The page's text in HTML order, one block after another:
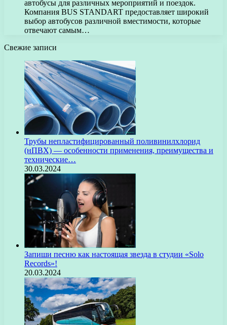
автобусы для различных мероприятий и поездок.
Компания BUS STANDART предоставляет широкий
выбор автобусов различной вместимости, которые
отвечают самым…
Свежие записи
Трубы непластифицированный поливинилхлорид
(нПВХ) — особенности применения, преимущества и
технические…
30.03.2024
Запиши песню как настоящая звезда в студии «Solo
Records»!
20.03.2024